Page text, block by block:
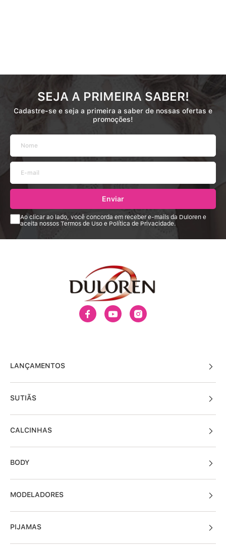
SEJA A PRIMEIRA SABER!
Cadastre-se e seja a primeira a saber de nossas ofertas e
promoções!
Enviar
Ao clicar ao lado, você concorda em receber e-mails da Duloren e
aceita nossos Termos de Uso e Política de Privacidade.
LANÇAMENTOS
SUTIÃS
CALCINHAS
BODY
MODELADORES
PIJAMAS